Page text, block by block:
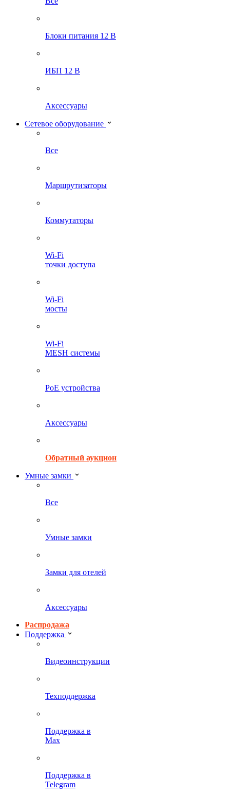
Блоки питания 12 В
ИБП 12 В
Аксессуары
Сетевое оборудование
Все
Маршрутизаторы
Коммутаторы
Wi-Fi
точки доступа
Wi-Fi
мосты
Wi-Fi
MESH системы
PoE устройства
Аксессуары
Обратный аукцион
Умные замки
Все
Умные замки
Замки для отелей
Аксессуары
Распродажа
Поддержка
Видеоинструкции
Техподдержка
Поддержка в
Max
Поддержка в
Telegram